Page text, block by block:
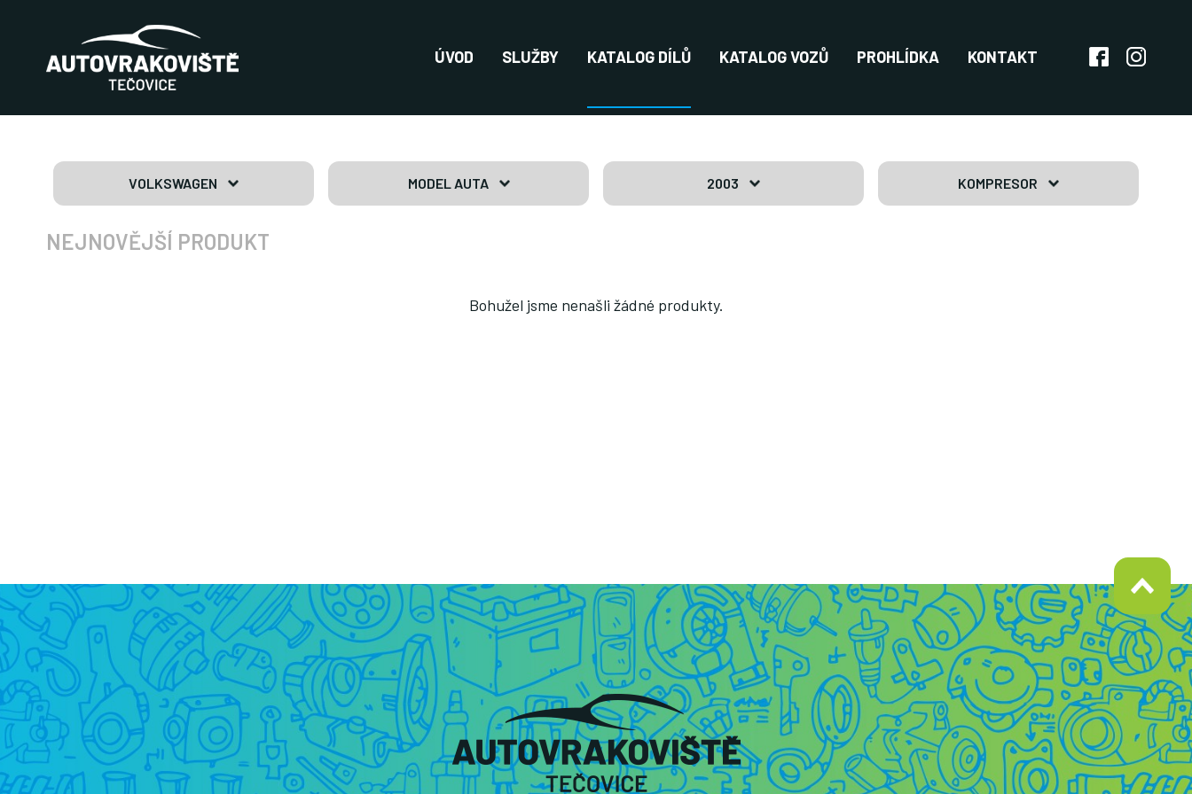
ÚVOD SLUŽBY KATALOG DÍLŮ KATALOG VOZŮ PROHLÍDKA KONTAKT
VOLKSWAGEN MODEL AUTA 2003 KOMPRESOR
NEJNOVĚJŠÍ PRODUKT
Bohužel jsme nenašli žádné produkty.